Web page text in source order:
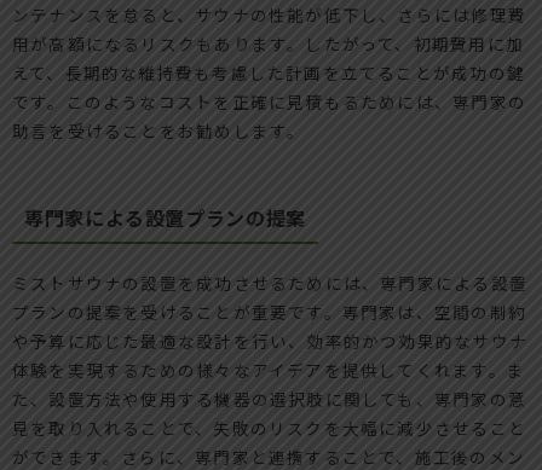
ンテナンスを怠ると、サウナの性能が低下し、さらには修理費
用が高額になるリスクもあります。したがって、初期費用に加
えて、長期的な維持費も考慮した計画を立てることが成功の鍵
です。このようなコストを正確に見積もるためには、専門家の
助言を受けることをお勧めします。
専門家による設置プランの提案
ミストサウナの設置を成功させるためには、専門家による設置
プランの提案を受けることが重要です。専門家は、空間の制約
や予算に応じた最適な設計を行い、効率的かつ効果的なサウナ
体験を実現するための様々なアイデアを提供してくれます。ま
た、設置方法や使用する機器の選択肢に関しても、専門家の意
見を取り入れることで、失敗のリスクを大幅に減少させること
ができます。さらに、専門家と連携することで、施工後のメン